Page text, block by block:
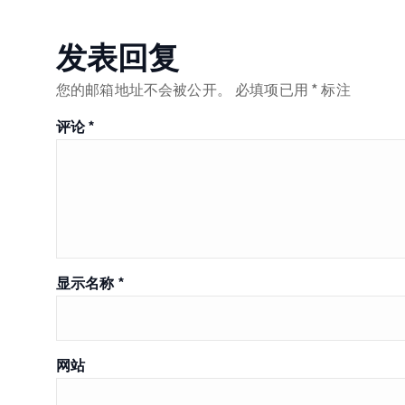
发表回复
您的邮箱地址不会被公开。 必填项已用*标注
评论*
显示名称*
网站